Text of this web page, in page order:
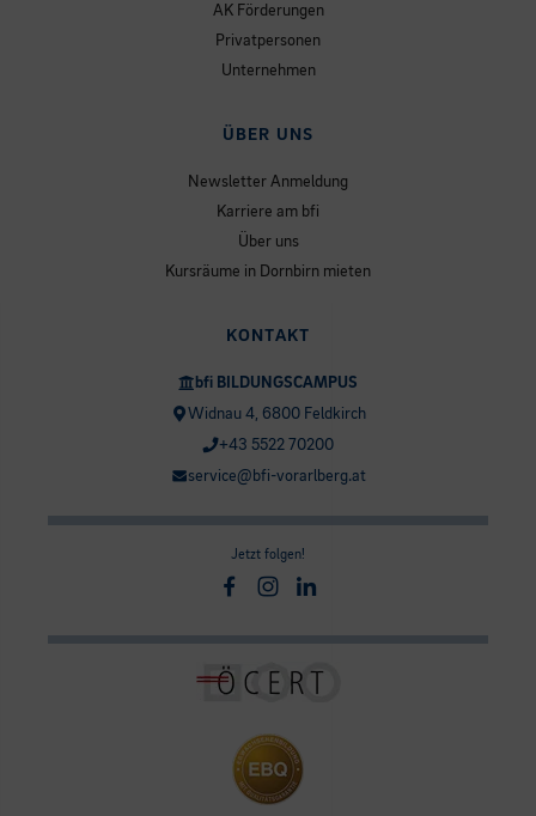
AK Förderungen
Privatpersonen
Unternehmen
ÜBER UNS
Newsletter Anmeldung
Karriere am bfi
Über uns
Kursräume in Dornbirn mieten
KONTAKT
bfi BILDUNGSCAMPUS
Widnau 4, 6800 Feldkirch
+43 5522 70200
service@bfi-vorarlberg.at
Jetzt folgen!
Facebook
Instagram
Linkedin